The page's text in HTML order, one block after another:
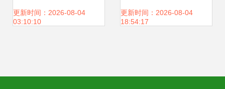
鱼(杭州)文化旅游
更新时间：2026-08-04
03:10:10
台背景设计与艺术
更新时间：2026-08-04
18:54:17